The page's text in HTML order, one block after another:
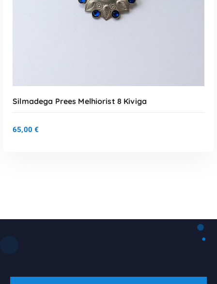
Silmadega Prees Melhiorist 8 Kiviga
65,00 €